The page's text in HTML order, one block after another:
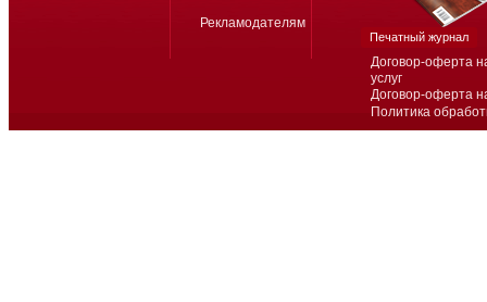
Договор-оферта
услуг
Договор-оферта
Политика
Рекламодателям
Печатный журнал